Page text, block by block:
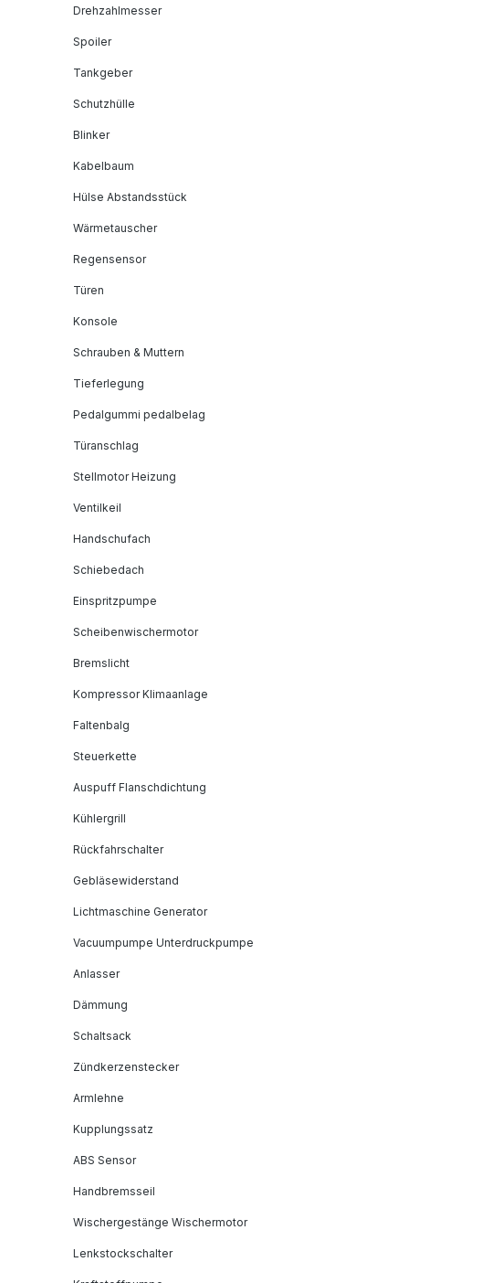
Drehzahlmesser
Spoiler
Tankgeber
Schutzhülle
Blinker
Kabelbaum
Hülse Abstandsstück
Wärmetauscher
Regensensor
Türen
Konsole
Schrauben & Muttern
Tieferlegung
Pedalgummi pedalbelag
Türanschlag
Stellmotor Heizung
Ventilkeil
Handschufach
Schiebedach
Einspritzpumpe
Scheibenwischermotor
Bremslicht
Kompressor Klimaanlage
Faltenbalg
Steuerkette
Auspuff Flanschdichtung
Kühlergrill
Rückfahrschalter
Gebläsewiderstand
Lichtmaschine Generator
Vacuumpumpe Unterdruckpumpe
Anlasser
Dämmung
Schaltsack
Zündkerzenstecker
Armlehne
Kupplungssatz
ABS Sensor
Handbremsseil
Wischergestänge Wischermotor
Lenkstockschalter